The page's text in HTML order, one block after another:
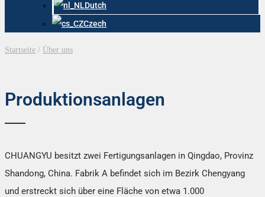
Dutch
Czech
Startseite / Über uns
Produktionsanlagen
CHUANGYU besitzt zwei Fertigungsanlagen in Qingdao, Provinz
Shandong, China. Fabrik A befindet sich im Bezirk Chengyang
und erstreckt sich über eine Fläche von etwa 1.000